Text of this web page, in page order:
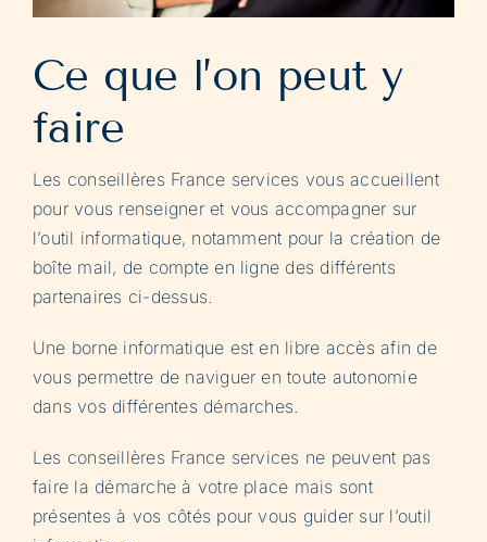
Ce que l’on peut y
faire
Les conseillères France services vous accueillent
pour vous renseigner et vous accompagner sur
l’outil informatique, notamment pour la création de
boîte mail, de compte en ligne des différents
partenaires ci-dessus.
Une borne informatique est en libre accès afin de
vous permettre de naviguer en toute autonomie
dans vos différentes démarches.
Les conseillères France services ne peuvent pas
faire la démarche à votre place mais sont
présentes à vos côtés pour vous guider sur l’outil